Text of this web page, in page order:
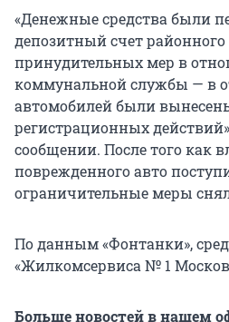
«Денежные средства были
депозитный счет районного
принудительных мер в
коммунальной службы — в
автомобилей были
регистрационных
сообщении. После того как
поврежденного авто
ограничительные меры
По данным «Фонтанки»,
«Жилкомсервиса № 1
Больше новостей в нашем